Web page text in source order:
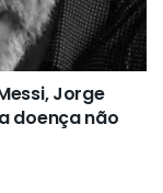
Jorge
doença não